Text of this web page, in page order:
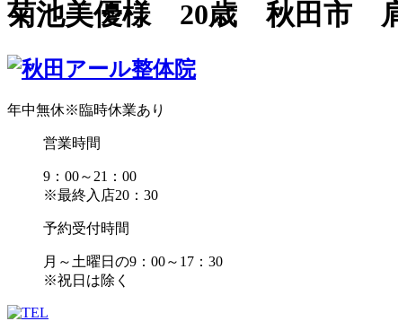
菊池美優様 20歳 秋田市 肩
年中無休※臨時休業あり
営業時間
9：00～21：00
※最終入店20：30
予約受付時間
月～土曜日の9：00～17：30
※祝日は除く